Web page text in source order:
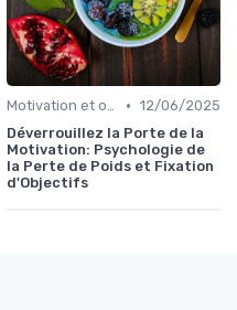
Motivation et objectifs • 12/06/2025
Déverrouillez la Porte de la
Motivation: Psychologie de
la Perte de Poids et Fixation
d'Objectifs